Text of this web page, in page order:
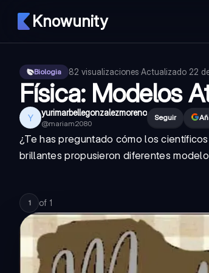
Knowunity
Biologia 82 visualizaciones·Actualizado 22
Física: Modelos
Y yurimarbellegonzalezmoreno
@mariam2080
Seguir
¿Te has preguntado cómo los
brillantes propusieron diferentes
1 of 1